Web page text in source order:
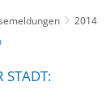
2014
STADT: